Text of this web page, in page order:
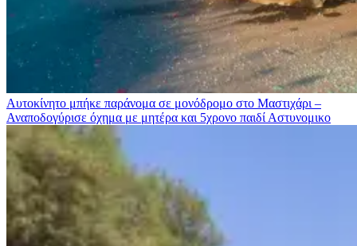
Αυτοκίνητο μπήκε παράνομα σε μονόδρομο στο Μαστιχάρι –
Αναποδογύρισε όχημα με μητέρα και 5χρονο παιδί Αστυνομικο